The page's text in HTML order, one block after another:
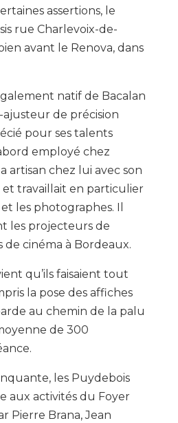
assertions, le
rue Charlevoix-de-
avant le Renova, dans
natif de Bacalan
de précision
pour ses talents
employé chez
artisan chez lui avec son
et travaillait en particulier
les photographes. Il
les projecteurs de
de cinéma à Bordeaux.
qu’ils faisaient tout
la pose des affiches
au chemin de la palu
de 300
les Puydebois
aux activités du Foyer
Pierre Brana, Jean